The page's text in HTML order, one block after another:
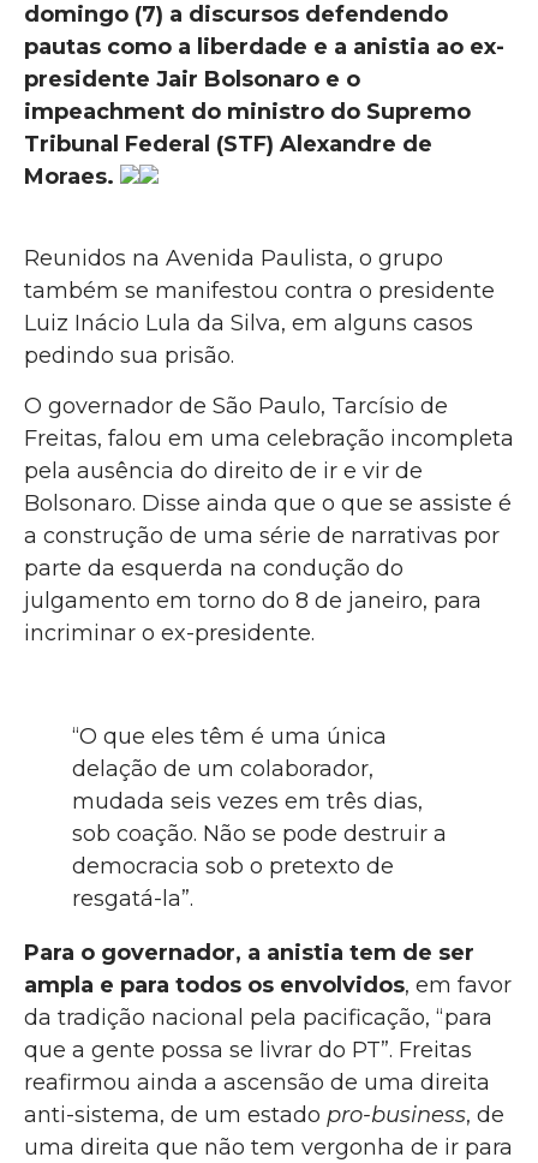
domingo (7) a discursos defendendo
pautas como a liberdade e a anistia ao ex-
presidente Jair Bolsonaro e o
impeachment do ministro do Supremo
Tribunal Federal (STF) Alexandre de
Moraes.
Reunidos na Avenida Paulista, o grupo
também se manifestou contra o presidente
Luiz Inácio Lula da Silva, em alguns casos
pedindo sua prisão.
O governador de São Paulo, Tarcísio de
Freitas, falou em uma celebração incompleta
pela ausência do direito de ir e vir de
Bolsonaro. Disse ainda que o que se assiste é
a construção de uma série de narrativas por
parte da esquerda na condução do
julgamento em torno do 8 de janeiro, para
incriminar o ex-presidente.
“O que eles têm é uma única
delação de um colaborador,
mudada seis vezes em três dias,
sob coação. Não se pode destruir a
democracia sob o pretexto de
resgatá-la”.
Para o governador, a anistia tem de ser
ampla e para todos os envolvidos, em favor
da tradição nacional pela pacificação, “para
que a gente possa se livrar do PT”. Freitas
reafirmou ainda a ascensão de uma direita
anti-sistema, de um estado pro-business, de
uma direita que não tem vergonha de ir para